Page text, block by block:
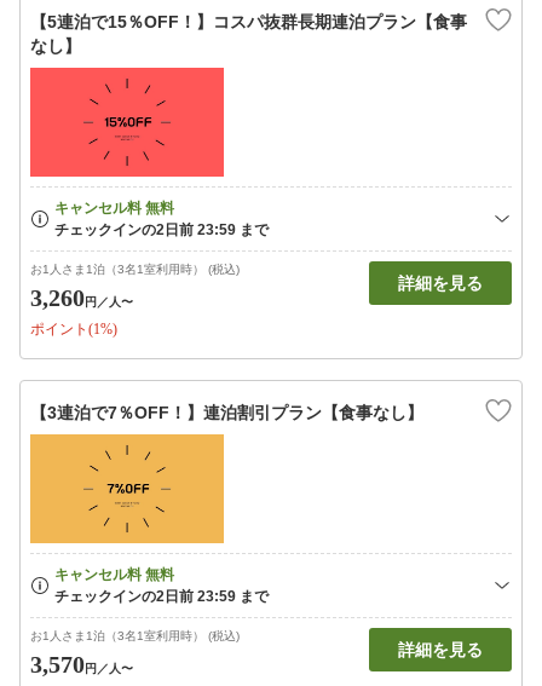
【5連泊で15％OFF！】コスパ抜群長期連泊プラン【食事
なし】
お1人さま1泊（3名1室利用時） (税込)
3,260円 ／人〜
ポイント(1%)
詳細を見る
【3連泊で7％OFF！】連泊割引プラン【食事なし】
お1人さま1泊（3名1室利用時） (税込)
3,570円 ／人〜
詳細を見る